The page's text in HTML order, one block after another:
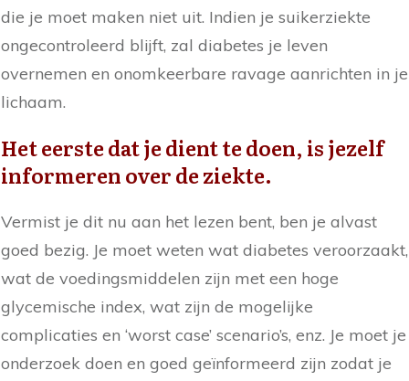
die je moet maken niet uit. Indien je suikerziekte
ongecontroleerd blijft, zal diabetes je leven
overnemen en onomkeerbare ravage aanrichten in je
lichaam.
Het eerste dat je dient te doen, is jezelf
informeren over de ziekte.
Vermist je dit nu aan het lezen bent, ben je alvast
goed bezig. Je moet weten wat diabetes veroorzaakt,
wat de voedingsmiddelen zijn met een hoge
glycemische index, wat zijn de mogelijke
complicaties en ‘worst case’ scenario’s, enz. Je moet je
onderzoek doen en goed geïnformeerd zijn zodat je